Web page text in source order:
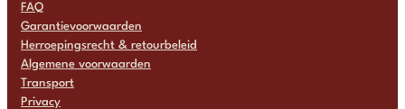
FAQ
Garantievoorwaarden
Herroepingsrecht & retourbeleid
Algemene voorwaarden
Transport
Privacy